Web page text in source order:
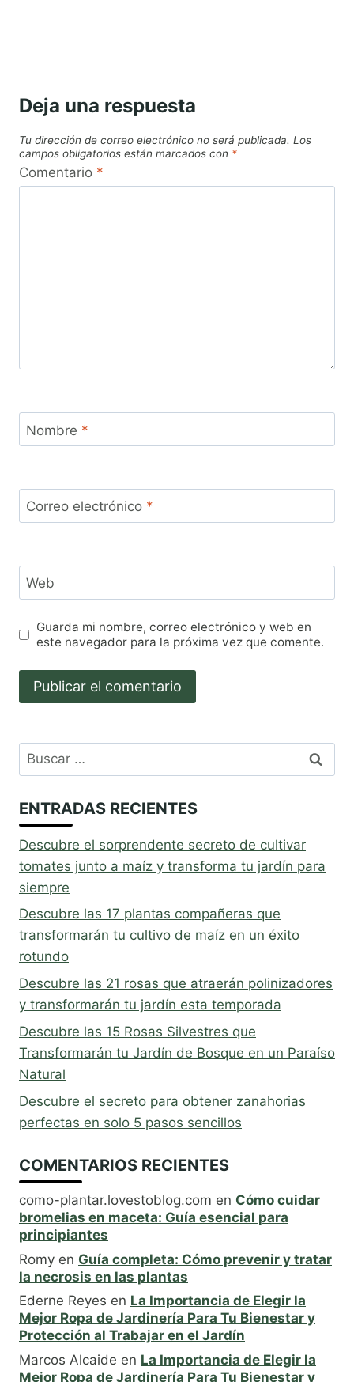
Deja una respuesta
Tu dirección de correo electrónico no será publicada. Los
campos obligatorios están marcados con *
Comentario *
Nombre *
Correo electrónico *
Web
Guarda mi nombre, correo electrónico y web en
este navegador para la próxima vez que comente.
Buscar:
ENTRADAS RECIENTES
Descubre el sorprendente secreto de cultivar
tomates junto a maíz y transforma tu jardín para
siempre
Descubre las 17 plantas compañeras que
transformarán tu cultivo de maíz en un éxito
rotundo
Descubre las 21 rosas que atraerán polinizadores
y transformarán tu jardín esta temporada
Descubre las 15 Rosas Silvestres que
Transformarán tu Jardín de Bosque en un Paraíso
Natural
Descubre el secreto para obtener zanahorias
perfectas en solo 5 pasos sencillos
COMENTARIOS RECIENTES
como-plantar.lovestoblog.com en Cómo cuidar
bromelias en maceta: Guía esencial para
principiantes
Romy en Guía completa: Cómo prevenir y tratar
la necrosis en las plantas
Ederne Reyes en La Importancia de Elegir la
Mejor Ropa de Jardinería Para Tu Bienestar y
Protección al Trabajar en el Jardín
Marcos Alcaide en La Importancia de Elegir la
Mejor Ropa de Jardinería Para Tu Bienestar y